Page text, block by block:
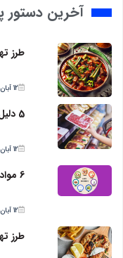
آخرین
طرز
12 آبان 1403
5 دلیل برای اینکه بسته بندی گوشت مهم است
12 آبان 1403
6 مواد مغذی ضروری برای بدن چیست؟
12 آبان 1403
طرز